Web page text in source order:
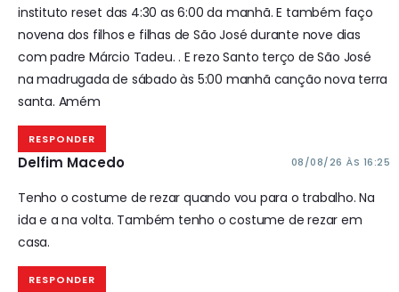
instituto reset das 4:30 as 6:00 da manhã. E também faço
novena dos filhos e filhas de São José durante nove dias
com padre Márcio Tadeu. . E rezo Santo terço de São José
na madrugada de sábado às 5:00 manhã canção nova terra
santa. Amém
RESPONDER
Delfim Macedo 08/08/26 ÀS 16:25
Tenho o costume de rezar quando vou para o trabalho. Na
ida e a na volta. Também tenho o costume de rezar em
casa.
RESPONDER